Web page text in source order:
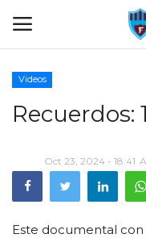
El Club
Disciplinas
Videos
Recuerdos:
Oct 23, 2024 - 18:41
Este documental